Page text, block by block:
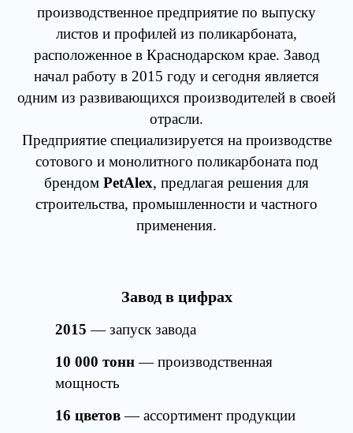
производственное предприятие по выпуску
листов и профилей из поликарбоната,
расположенное в Краснодарском крае. Завод
начал работу в 2015 году и сегодня является
одним из развивающихся производителей в своей
отрасли.
Предприятие специализируется на производстве
сотового и монолитного поликарбоната под
брендом PetAlex, предлагая решения для
строительства, промышленности и частного
применения.
Завод в цифрах
2015 — запуск завода
10 000 тонн— производственная
мощность
16 цветов— ассортимент продукции